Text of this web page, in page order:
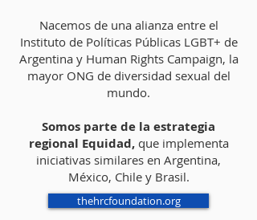
Nacemos de una alianza entre el
Instituto de Políticas Públicas LGBT+ de
Argentina y Human Rights Campaign, la
mayor ONG de diversidad sexual del
mundo.
Somos parte de la estrategia
regional Equidad,que implementa
iniciativas similares en Argentina,
México, Chile y Brasil.
thehrcfoundation.org